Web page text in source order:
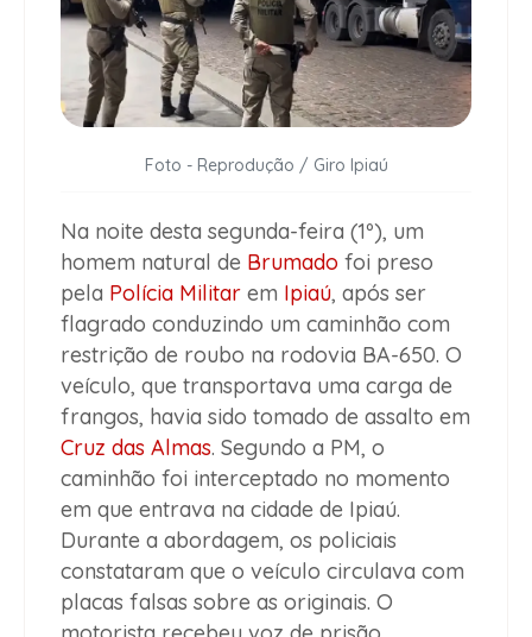
Foto - Reprodução / Giro Ipiaú
Na noite desta segunda-feira (1º), um
homem natural de Brumado foi preso
pela Polícia Militar em Ipiaú, após ser
flagrado conduzindo um caminhão com
restrição de roubo na rodovia BA-650. O
veículo, que transportava uma carga de
frangos, havia sido tomado de assalto em
Cruz das Almas. Segundo a PM, o
caminhão foi interceptado no momento
em que entrava na cidade de Ipiaú.
Durante a abordagem, os policiais
constataram que o veículo circulava com
placas falsas sobre as originais. O